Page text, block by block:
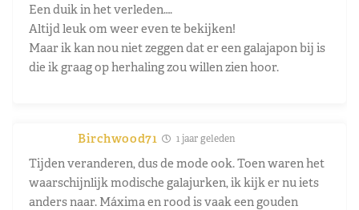
Een duik in het verleden….
Altijd leuk om weer even te bekijken!
Maar ik kan nou niet zeggen dat er een galajapon bij is
die ik graag op herhaling zou willen zien hoor.
Birchwood71 1 jaar geleden
Tijden veranderen, dus de mode ook. Toen waren het
waarschijnlijk modische galajurken, ik kijk er nu iets
anders naar. Máxima en rood is vaak een gouden